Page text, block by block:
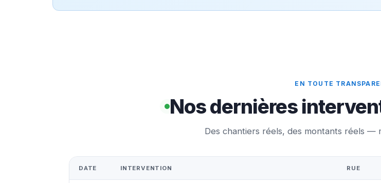
EN TOUTE
Nos dernières
Des chantiers réels, des montants réels —
DATE INTERVENTION RUE